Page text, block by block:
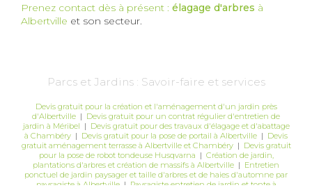
Prenez contact dès à présent : élagage d'arbres à
Albertville et son secteur.
Parcs et Jardins : Savoir-faire et services
Devis gratuit pour la création et l'aménagement d'un jardin près
d'Albertville | Devis gratuit pour un contrat régulier d'entretien de
jardin à Méribel | Devis gratuit pour des travaux d'élagage et d'abattage
à Chambéry | Devis gratuit pour la pose de portail à Albertville | Devis
gratuit aménagement terrasse à Albertville et Chambéry| Devis gratuit
pour la pose de robot tondeuse Husqvarna | Création de jardin,
plantations d'arbres et création de massifs à Albertville | Entretien
ponctuel de jardin paysager et taille d'arbres et de haies d'automne par
paysagiste à Albertville| Paysagiste entretien de jardin et tonte à